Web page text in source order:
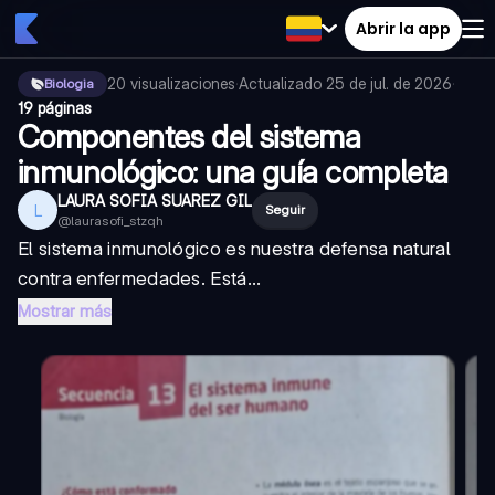
Abrir la app
Biologia 20 visualizaciones·Actualizado 25 de jul. de 2026·
19 páginas
Componentes del sistema
inmunológico: una guía completa
L LAURA SOFIA SUAREZ GIL
@laurasofi_stzqh
Seguir
El sistema inmunológico es nuestra defensa natural
contra enfermedades. Está...
Mostrar más